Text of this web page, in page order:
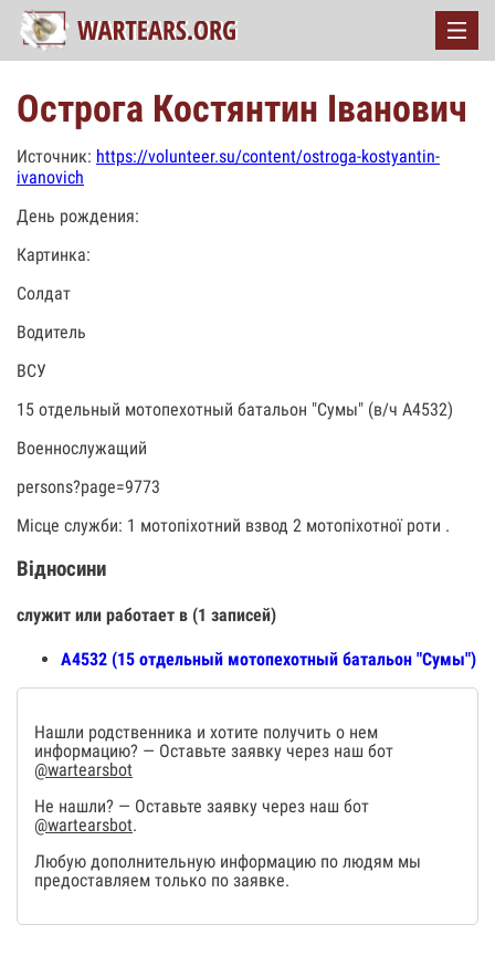
Острога Костянтин Іванович
Источник: https://volunteer.su/content/ostroga-kostyantin-
ivanovich
День рождения:
Картинка:
Солдат
Водитель
ВСУ
15 отдельный мотопехотный батальон "Сумы" (в/ч А4532)
Военнослужащий
persons?page=9773
Місце служби: 1 мотопіхотний взвод 2 мотопіхотної роти .
Відносини
служит или работает в (1 записей)
А4532 (15 отдельный мотопехотный батальон "Сумы")
Нашли родственника и хотите получить о нем
информацию? — Оставьте заявку через наш бот
@wartearsbot
Не нашли? — Оставьте заявку через наш бот
@wartearsbot.
Любую дополнительную информацию по людям мы
предоставляем только по заявке.